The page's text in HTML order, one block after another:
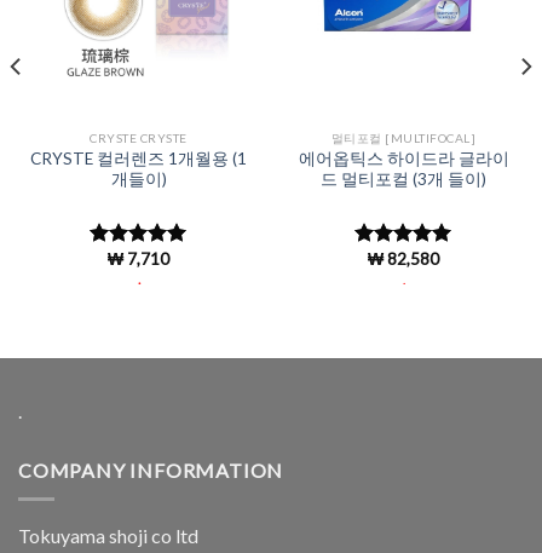
CRYSTE CRYSTE
CRYSTE 컬러렌즈 1개월용 (1
개들이)
5 중에서
로 평
₩7,710
.
멀티포컬 [MULTIFOCAL]
에어옵틱스 하이드라 글라이
드 멀티포컬 (3개 들이)
5 중에서
로 평가됨
₩82,580
COMPANY INFORMATION
Tokuyama shoji co ltd